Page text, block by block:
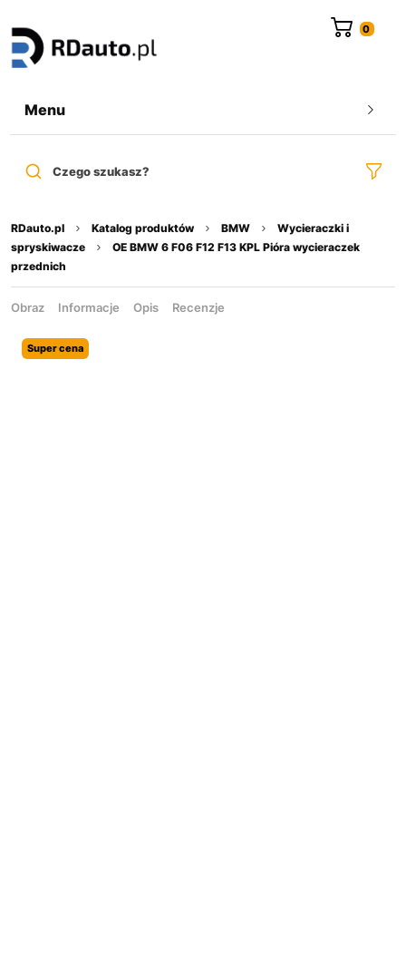
Menu
Czego szukasz?
RDauto.pl Katalog produktów BMW
Wycieraczki i
spryskiwacze
OE BMW 6 F06 F12 F13 KPL Pióra wycieraczek
przednich
Obraz Informacje Opis Recenzje
Super cena